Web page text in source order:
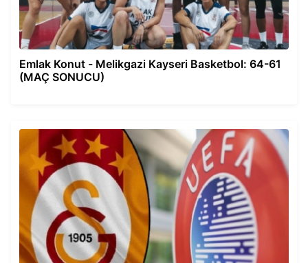
Emlak Konut - Melikgazi Kayseri Basketbol: 64-61
(MAÇ SONUCU)